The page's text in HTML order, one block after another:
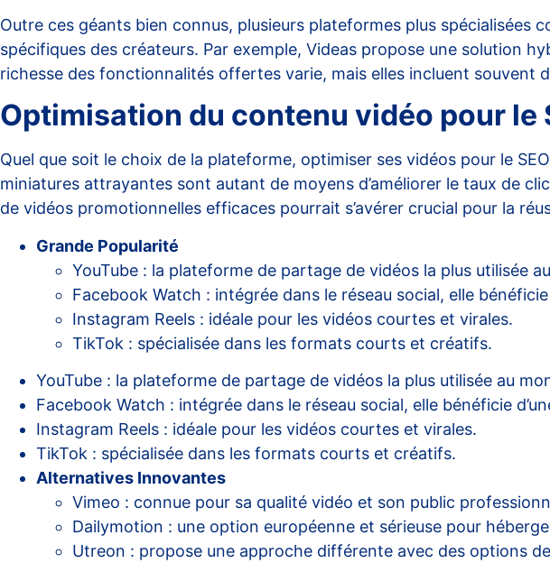
Outre ces géants bien connus, plusieurs plateformes plus spécialisées
spécifiques des créateurs. Par exemple, Videas propose une solution
richesse des fonctionnalités offertes varie, mais elles incluent souvent
Optimisation du contenu vidéo pour le
Quel que soit le choix de la plateforme, optimiser ses vidéos pour le
miniatures attrayantes sont autant de moyens d’améliorer le taux de
de vidéos promotionnelles efficaces pourrait s’avérer crucial pour la
Grande Popularité
YouTube : la plateforme de partage de vidéos la plus utilisée
Facebook Watch : intégrée dans le réseau social, elle bénéficie
Instagram Reels : idéale pour les vidéos courtes et virales.
TikTok : spécialisée dans les formats courts et créatifs.
YouTube : la plateforme de partage de vidéos la plus utilisée au
Facebook Watch : intégrée dans le réseau social, elle bénéficie
Instagram Reels : idéale pour les vidéos courtes et virales.
TikTok : spécialisée dans les formats courts et créatifs.
Alternatives Innovantes
Vimeo : connue pour sa qualité vidéo et son public
Dailymotion : une option européenne et sérieuse pour
Utreon : propose une approche différente avec des options